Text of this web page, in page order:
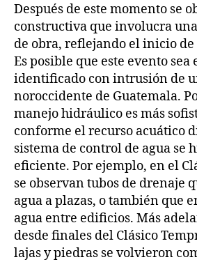
Después de este momento se
constructiva que involucra
de obra, reflejando el inicio
Es posible que este evento sea
identificado con intrusión de
noroccidente de Guatemala.
manejo hidráulico es más
conforme el recurso acuático
sistema de control de agua se
eficiente. Por ejemplo, en el
se observan tubos de drenaje
agua a plazas, o también que
agua entre edificios. Más
desde finales del Clásico
lajas y piedras se volvieron